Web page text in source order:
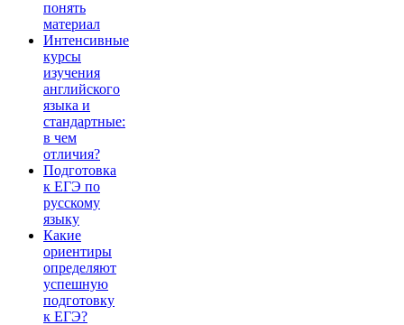
понять
материал
Интенсивные
курсы
изучения
английского
языка и
стандартные:
в чем
отличия?
Подготовка
к ЕГЭ по
русскому
языку
Какие
ориентиры
определяют
успешную
подготовку
к ЕГЭ?